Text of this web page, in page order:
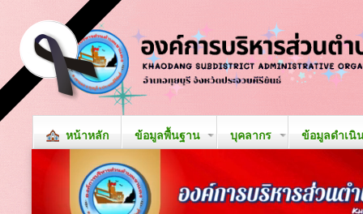
หน้าหลัก ข้อมูลพื้นฐาน บุคลากร ข้อมูลดำเนิ